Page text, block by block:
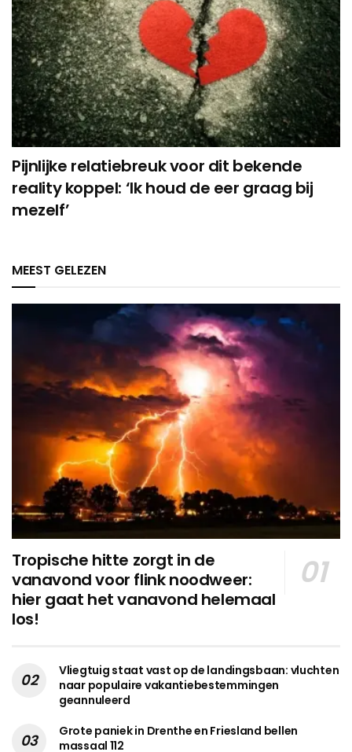
Pijnlijke relatiebreuk voor dit bekende
reality koppel: ‘Ik houd de eer graag bij
mezelf’
MEEST GELEZEN
Tropische hitte zorgt in de
vanavond voor flink noodweer:
hier gaat het vanavond helemaal
los!
Vliegtuig staat vast op de landingsbaan: vluchten
naar populaire vakantiebestemmingen
geannuleerd
Grote paniek in Drenthe en Friesland bellen
massaal 112